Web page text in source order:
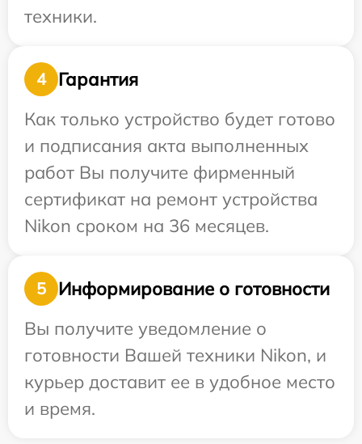
техники.
4
Гарантия
Как только устройство будет готово
и подписания акта выполненных
работ Вы получите фирменный
сертификат на ремонт устройства
Nikon сроком на 36 месяцев.
5
Информирование о готовности
Вы получите уведомление о
готовности Вашей техники Nikon, и
курьер доставит ее в удобное место
и время.